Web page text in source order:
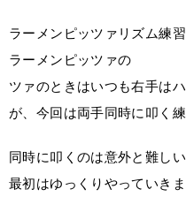
ラーメンピッツァリズム練習
ラーメンピッツァの
ツァのときはいつも右手は
が、今回は両手同時に叩く練
同時に叩くのは意外と難しい
最初はゆっくりやっていきま